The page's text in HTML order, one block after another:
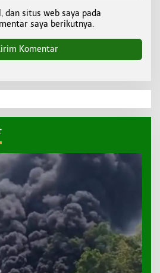
dan situs web saya pada
saya berikutnya.